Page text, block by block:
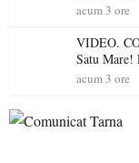
acum 3 ore
VIDEO. COD ROȘU. Zeci de
Satu Mare!
pentru a
acum 3 ore